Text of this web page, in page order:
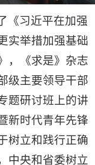
《习近平在加强
实举措加强基础
，《求是》杂志
级主要领导干部
题研讨班上的讲
新时代青年先锋
树立和践行正确
中央和省委树立